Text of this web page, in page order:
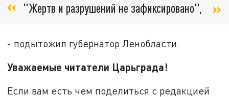
"Жертв и разрушений не зафиксировано",
- подытожил губернатор Ленобласти.
Уважаемые читатели Царьграда!
Если вам есть чем поделиться с редакцией